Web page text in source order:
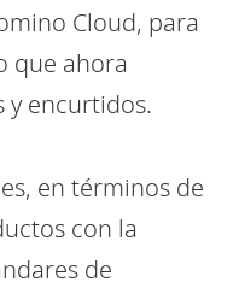
Cloud, para
que ahora
y encurtidos.
en términos de
con la
de